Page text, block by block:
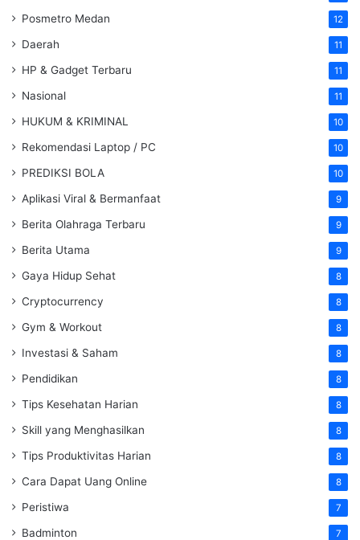
Posmetro Medan 12
Daerah 11
HP & Gadget Terbaru 11
Nasional 11
HUKUM & KRIMINAL 10
Rekomendasi Laptop / PC 10
PREDIKSI BOLA 10
Aplikasi Viral & Bermanfaat 9
Berita Olahraga Terbaru 9
Berita Utama 9
Gaya Hidup Sehat 8
Cryptocurrency 8
Gym & Workout 8
Investasi & Saham 8
Pendidikan 8
Tips Kesehatan Harian 8
Skill yang Menghasilkan 8
Tips Produktivitas Harian 8
Cara Dapat Uang Online 8
Peristiwa 7
Badminton 7